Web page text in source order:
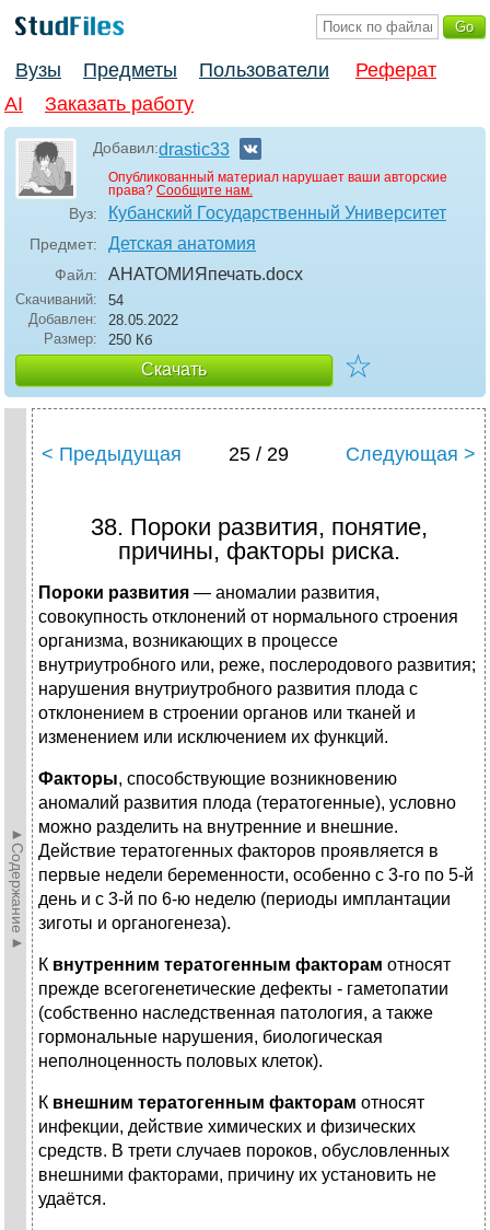
Вузы Предметы Пользователи
Реферат
AI
Заказать работу
Добавил:drastic33
Опубликованный материал нарушает ваши авторские
права? Сообщите нам.
Вуз: Кубанский Государственный Университет
Предмет: Детская анатомия
Файл: АНАТОМИЯпечать.docx
Скачиваний:
54
Добавлен:
28.05.2022
Размер:
250 Кб
Скачать ☆
►Содержание►
< Предыдущая 25 / 29 Следующая >
38. Пороки развития, понятие,
причины, факторы риска.
Пороки развития — аномалии развития,
совокупность отклонений от нормального строения
организма, возникающих в процессе
внутриутробного или, реже, послеродового развития;
нарушения внутриутробного развития плода с
отклонением в строении органов или тканей и
изменением или исключением их функций.
Факторы, способствующие возникновению
аномалий развития плода (тератогенные), условно
можно разделить на внутренние и внешние.
Действие тератогенных факторов проявляется в
первые недели беременности, особенно с 3-го по 5-й
день и с 3-й по 6-ю неделю (периоды имплантации
зиготы и органогенеза).
К внутренним тератогенным факторам относят
прежде всегогенетические дефекты - гаметопатии
(собственно наследственная патология, а также
гормональные нарушения, биологическая
неполноценность половых клеток).
К внешним тератогенным факторам относят
инфекции, действие химических и физических
средств. В трети случаев пороков, обусловленных
внешними факторами, причину их установить не
удаётся.